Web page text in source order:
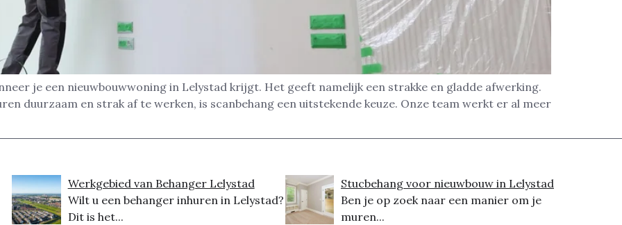
je een nieuwbouwwoning in Lelystad krijgt. Het geeft namelijk een strakke en gladde afwerking.
duurzaam en strak af te werken, is scanbehang een uitstekende keuze. Onze team werkt er al meer
Werkgebied van Behanger Lelystad
Wilt u een behanger inhuren in Lelystad?
Dit is het...
Stucbehang voor nieuwbouw in Lelystad
Ben je op zoek naar een manier om je
muren...